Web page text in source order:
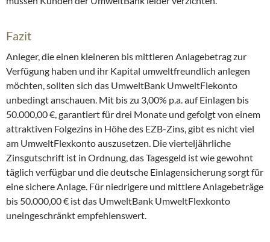
Fazit
Anleger, die einen kleineren bis mittleren Anlagebetrag zur
Verfügung haben und ihr Kapital umweltfreundlich anlegen
möchten, sollten sich das UmweltBank UmweltFlekonto
unbedingt anschauen. Mit bis zu 3,00% p.a. auf Einlagen bis
50.000,00 €, garantiert für drei Monate und gefolgt von einem
attraktiven Folgezins in Höhe des EZB-Zins, gibt es nicht viel
am UmweltFlexkonto auszusetzen. Die vierteljährliche
Zinsgutschrift ist in Ordnung, das Tagesgeld ist wie gewohnt
täglich verfügbar und die deutsche Einlagensicherung sorgt für
eine sichere Anlage. Für niedrigere und mittlere Anlagebeträge
bis 50.000,00 € ist das UmweltBank UmweltFlexkonto
uneingeschränkt empfehlenswert.